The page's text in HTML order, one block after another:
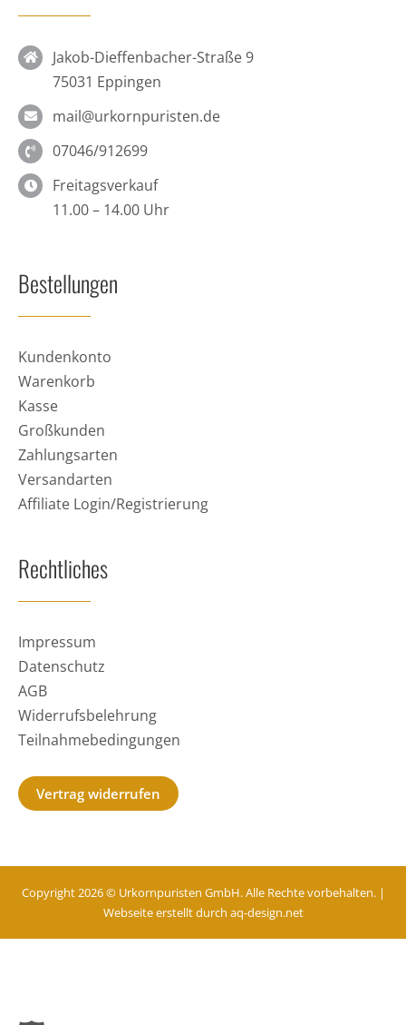
Jakob-Dieffenbacher-Straße 9
75031 Eppingen
mail@urkornpuristen.de
07046/912699
Freitagsverkauf
11.00 – 14.00 Uhr
Bestellungen
Kundenkonto
Warenkorb
Kasse
Großkunden
Zahlungsarten
Versandarten
Affiliate Login/Registrierung
Rechtliches
Impressum
Datenschutz
AGB
Widerrufsbelehrung
Teilnahmebedingungen
Vertrag widerrufen
Copyright 2026 © Urkornpuristen GmbH. Alle Rechte vorbehalten. |
Webseite erstellt durch aq-design.net